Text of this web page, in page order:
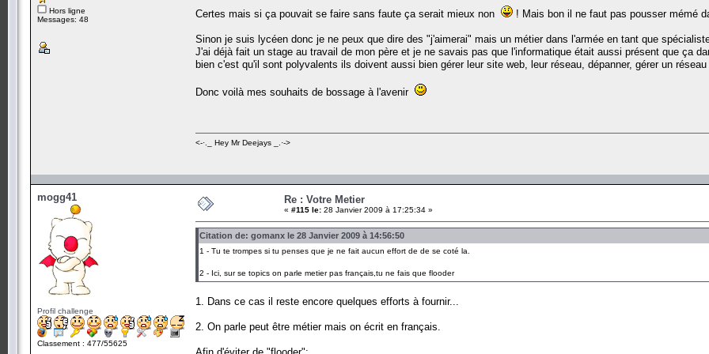
Hors ligne
Messages: 48
Certes mais si ça pouvait se faire sans faute ça serait mieux non ! Mais bon il ne faut pas pousser mémé
Sinon je suis lycéen donc je ne peux que dire des "j'aimerai" mais un métier dans l'armée en tant que
J'ai déjà fait un stage au travail de mon père et je ne savais pas que l'informatique était aussi présent que ça
bien c'est qu'il sont polyvalents ils doivent aussi bien gérer leur site web, leur réseau, dépanner, gérer un réseau
Donc voilà mes souhaits de bossage à l'avenir
<-·._ Hey Mr Deejays _.·->
mogg41
Profil challenge
Classement : 477/55625
Re : Votre Metier
« #115 le: 28 Janvier 2009 à 17:25:34 »
Citation de: gomanx le 28 Janvier 2009 à 14:56:50
1 - Tu te trompes si tu penses que je ne fait aucun effort de de se coté la.
2 - Ici, sur se topics on parle metier pas français,tu ne fais que flooder
1. Dans ce cas il reste encore quelques efforts à fournir...
2. On parle peut être métier mais on écrit en français.